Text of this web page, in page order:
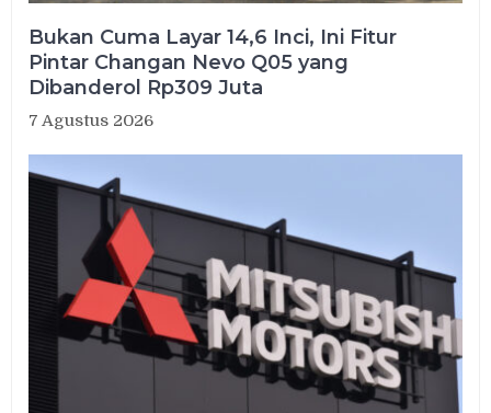
Bukan Cuma Layar 14,6 Inci, Ini Fitur
Pintar Changan Nevo Q05 yang
Dibanderol Rp309 Juta
7 Agustus 2026